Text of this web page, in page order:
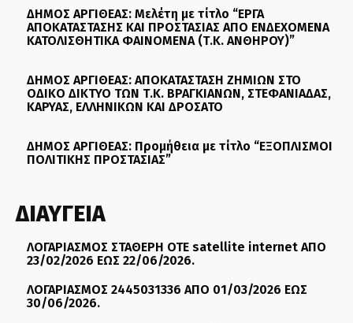
ΔΗΜΟΣ ΑΡΓΙΘΕΑΣ: Μελέτη με τίτλο “ΕΡΓΑ
ΑΠΟΚΑΤΑΣΤΑΣΗΣ ΚΑΙ ΠΡΟΣΤΑΣΙΑΣ ΑΠΟ ΕΝΔΕΧΟΜΕΝΑ
ΚΑΤΟΛΙΣΘΗΤΙΚΑ ΦΑΙΝΟΜΕΝΑ (Τ.Κ. ΑΝΘΗΡΟΥ)”
ΔΗΜΟΣ ΑΡΓΙΘΕΑΣ: ΑΠΟΚΑΤΑΣΤΑΣΗ ΖΗΜΙΩΝ ΣΤΟ
ΟΔΙΚΟ ΔΙΚΤΥΟ ΤΩΝ Τ.Κ. ΒΡΑΓΚΙΑΝΩΝ, ΣΤΕΦΑΝΙΑΔΑΣ,
ΚΑΡΥΑΣ, ΕΛΛΗΝΙΚΩΝ ΚΑΙ ΔΡΟΣΑΤΟ
ΔΗΜΟΣ ΑΡΓΙΘΕΑΣ: Προμήθεια με τίτλο “ΕΞΟΠΛΙΣΜΟΙ
ΠΟΛΙΤΙΚΗΣ ΠΡΟΣΤΑΣΙΑΣ”
ΔΙΑΥΓΕΙΑ
ΛΟΓΑΡΙΑΣΜΟΣ ΣΤΑΘΕΡΗ ΟΤΕ satellite internet ΑΠΟ
23/02/2026 ΕΩΣ 22/06/2026.
ΛΟΓΑΡΙΑΣΜΟΣ 2445031336 ΑΠΟ 01/03/2026 ΕΩΣ
30/06/2026.